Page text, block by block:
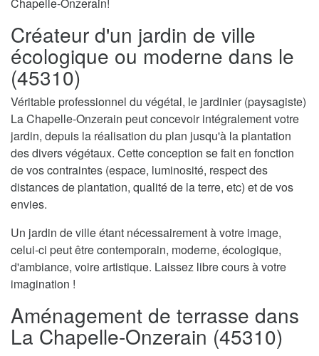
Créateur d'un jardin de ville
écologique ou moderne dans le
(45310)
Véritable professionnel du végétal, le jardinier (paysagiste)
La Chapelle-Onzerain peut concevoir intégralement votre
jardin, depuis la réalisation du plan jusqu'à la plantation
des divers végétaux. Cette conception se fait en fonction
de vos contraintes (espace, luminosité, respect des
distances de plantation, qualité de la terre, etc) et de vos
envies.
Un jardin de ville étant nécessairement à votre image,
celui-ci peut être contemporain, moderne, écologique,
d'ambiance, voire artistique. Laissez libre cours à votre
imagination !
Aménagement de terrasse dans
La Chapelle-Onzerain (45310)